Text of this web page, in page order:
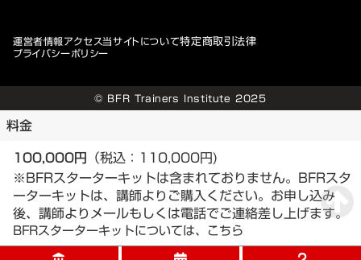
運営者情報アクセス当サイトについて特定商取引法律
プライバシーポリシー
© BFR Trainers Institute 2025
料金
100,000円 （税込：110,000円)
※BFRスターターキットは含まれておりません。BFRスタ
ーターキットは、講師よりご購入ください。お申し込み
後、講師よりメールもしくは電話でご連絡差し上げます。
BFRスターターキットについては、こちら